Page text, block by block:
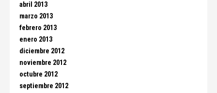
abril 2013
marzo 2013
febrero 2013
enero 2013
diciembre 2012
noviembre 2012
octubre 2012
septiembre 2012